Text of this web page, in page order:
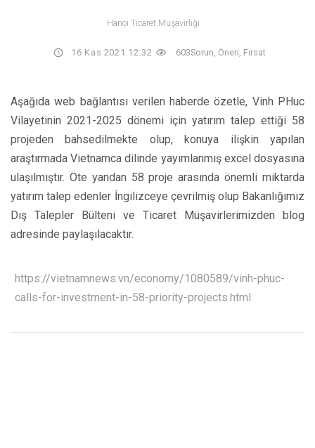
Hanoi Ticaret Müşavirliği
16 Kas 2021 12:32 603Sorun, Öneri, Fırsat
Aşağıda web bağlantısı verilen haberde özetle, Vinh PHuc
Vilayetinin 2021-2025 dönemi için yatırım talep ettiği 58
projeden bahsedilmekte olup, konuya ilişkin yapılan
araştırmada Vietnamca dilinde yayımlanmış excel dosyasına
ulaşılmıştır. Öte yandan 58 proje arasında önemli miktarda
yatırım talep edenler İngilizceye çevrilmiş olup Bakanlığımız
Dış Talepler Bülteni ve Ticaret Müşavirlerimizden blog
adresinde paylaşılacaktır.
https://vietnamnews.vn/economy/1080589/vinh-phuc-
calls-for-investment-in-58-priority-projects.html